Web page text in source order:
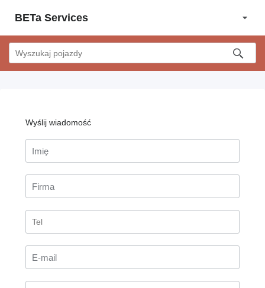
BETa Services
Wyślij wiadomość